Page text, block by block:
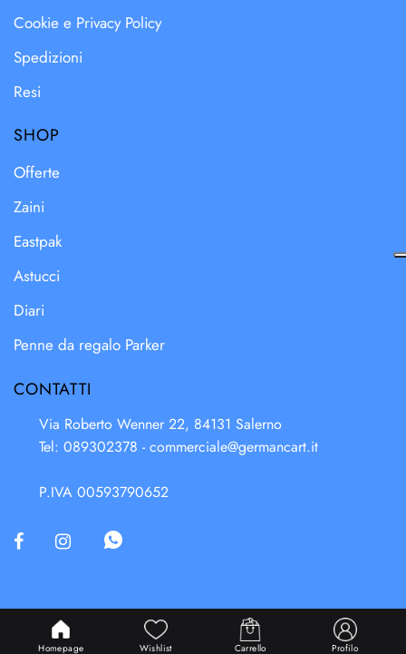
Homepage Wishlist Carrello Profilo
Cookie e Privacy Policy
Spedizioni
Resi
SHOP
Offerte
Zaini
Eastpak
Astucci
Diari
Penne da regalo Parker
CONTATTI
Via Roberto Wenner 22, 84131 Salerno
Tel: 089302378 -commerciale@germancart.it
P.IVA 00593790652
Powered & Designed byPassepartout